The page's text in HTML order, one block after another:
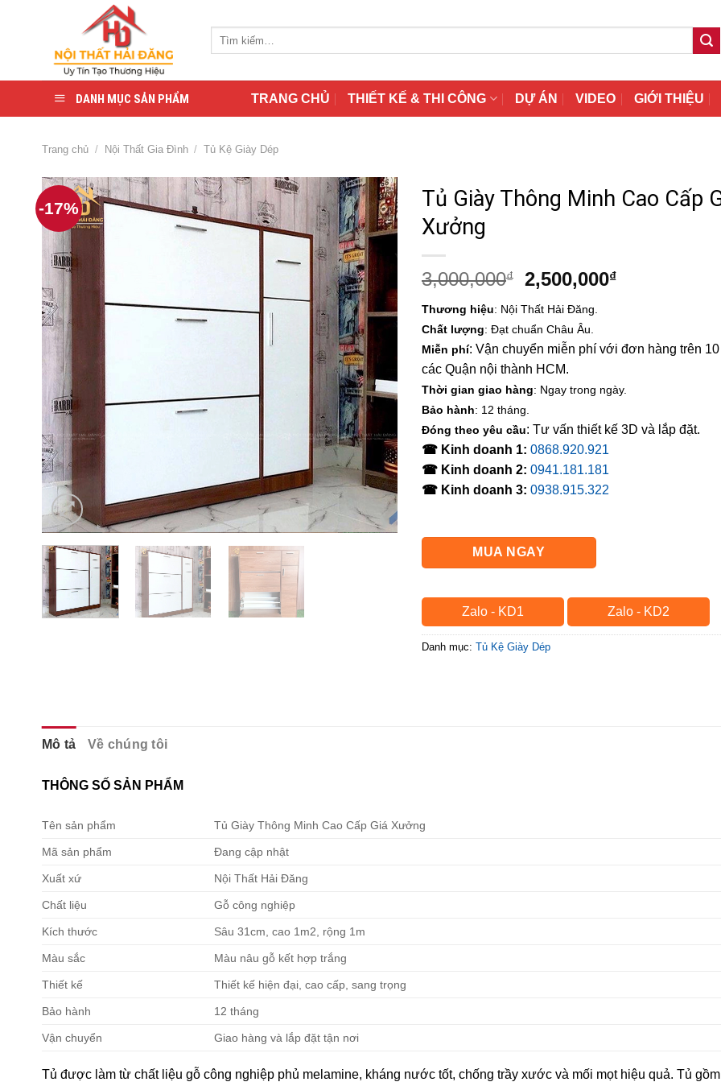
DANH MỤC SẢN PHẨM TRANG CHỦ THIẾT KẾ & THI CÔNG DỰ ÁN VIDEO GIỚI THIỆU
Trang chủ / Nội Thất Gia Đình / Tủ Kệ Giày Dép
-17%
Tủ Giày Thông Minh Cao Cấp
Xưởng
3,000,000₫
Giá
là:
3,000,000₫.
2,500,000₫Giá
2,500,000₫.
Thương hiệu: Nội Thất Hải Đăng.
Chất lượng: Đạt chuẩn Châu Âu.
Miễn phí: Vận chuyển miễn phí với đơn hàng trên 10
các Quận nội thành HCM.
Thời gian giao hàng: Ngay trong ngày.
Bảo hành: 12 tháng.
Đóng theo yêu cầu: Tư vấn thiết kế 3D và lắp đặt.
☎ Kinh doanh 1: 0868.920.921
☎ Kinh doanh 2: 0941.181.181
☎ Kinh doanh 3: 0938.915.322
MUA NGAY
Zalo - KD1 Zalo - KD2
Danh mục: Tủ Kệ Giày Dép
Mô tả Về chúng tôi
THÔNG SỐ SẢN PHẨM
Tên sản phẩm Tủ Giày Thông Minh Cao Cấp Giá Xưởng
Mã sản phẩm Đang cập nhật
Xuất xứ Nội Thất Hải Đăng
Chất liệu Gỗ công nghiệp
Kích thước Sâu 31cm, cao 1m2, rộng 1m
Màu sắc Màu nâu gỗ kết hợp trắng
Thiết kế Thiết kế hiện đại, cao cấp, sang trọng
Bảo hành 12 tháng
Vận chuyển Giao hàng và lắp đặt tận nơi
Tủ được làm từ chất liệu gỗ công nghiệp phủ melamine, kháng nước tốt, chống trầy xước và mối mọt hiệu quả. Tủ